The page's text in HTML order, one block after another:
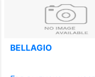
BELLAGIO